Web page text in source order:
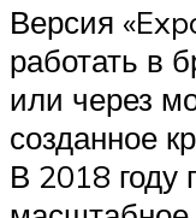
Версия
работать в
или через
созданное
В 2018 году